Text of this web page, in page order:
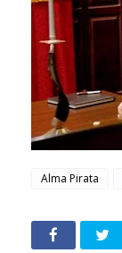
Alma Pirata